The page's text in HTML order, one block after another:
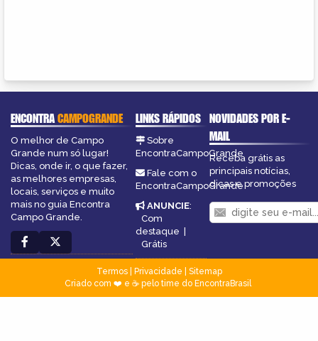
ENCONTRACAMPOGRANDE
O melhor de Campo
Grande num só lugar!
Dicas, onde ir, o que fazer,
as melhores empresas,
locais, serviços e muito
mais no guia Encontra
Campo Grande.
LINKS RÁPIDOS
Sobre
EncontraCampoGrande
Fale com o
EncontraCampoGrande
ANUNCIE:
Com
destaque |
Grátis
NOVIDADES POR E-
MAIL
Receba grátis as
principais notícias,
dicas e promoções
Termos| Privacidade
Sitemap
Criado com ❤️ e ☕ pelo time do EncontraBrasil